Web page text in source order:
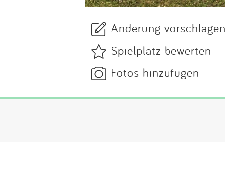
Änderung vorschlagen
Spielplatz bewerten
Fotos hinzufügen